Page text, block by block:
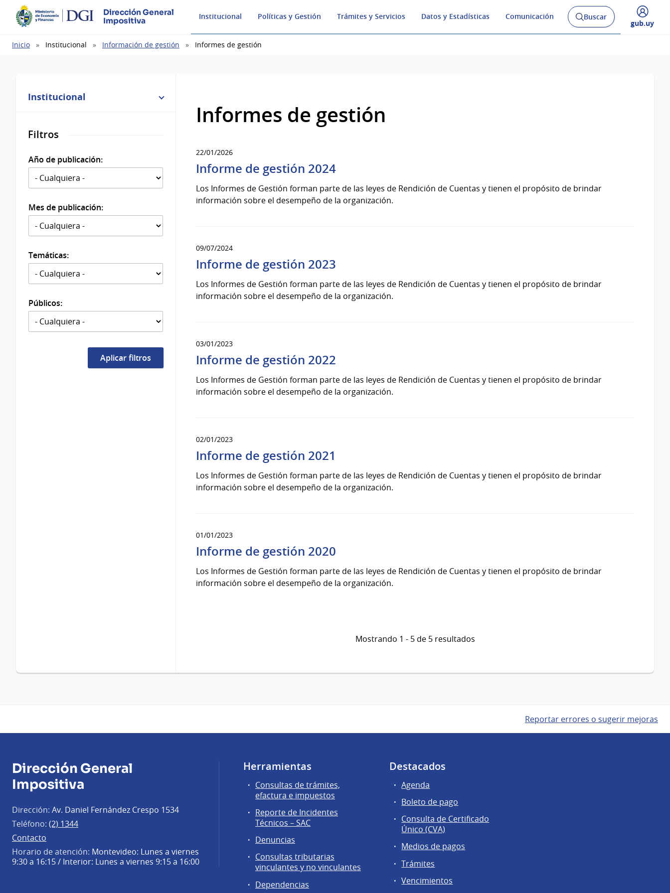
Dirección General
Impositiva
Institucional Políticas y Gestión Trámites y Servicios Datos y Estadísticas Comunicación
Abrir
buscador
Buscar
Desplegar
gub.uy
Ruta
Inicio Institucional Información de gestión Informes de gestión
Institucional
Filtros
Año de publicación:
Mes de publicación:
Temáticas:
Públicos:
Informes de gestión
22/01/2026
Informe de gestión 2024
Los Informes de Gestión forman parte de las leyes de Rendición de Cuentas y tienen el propósito de brindar
información sobre el desempeño de la organización.
09/07/2024
Informe de gestión 2023
Los Informes de Gestión forman parte de las leyes de Rendición de Cuentas y tienen el propósito de brindar
información sobre el desempeño de la organización.
03/01/2023
Informe de gestión 2022
Los Informes de Gestión forman parte de las leyes de Rendición de Cuentas y tienen el propósito de brindar
información sobre el desempeño de la organización.
02/01/2023
Informe de gestión 2021
Los Informes de Gestión forman parte de las leyes de Rendición de Cuentas y tienen el propósito de brindar
información sobre el desempeño de la organización.
01/01/2023
Informe de gestión 2020
Los Informes de Gestión forman parte de las leyes de Rendición de Cuentas y tienen el propósito de brindar
información sobre el desempeño de la organización.
Mostrando 1 - 5 de 5 resultados
Reportar errores o sugerir mejoras
Dirección General
Impositiva
Dirección: Av. Daniel Fernández Crespo 1534
Teléfono: (2) 1344
Contacto
Horario de atención: Montevideo: Lunes a viernes
9:30 a 16:15 / Interior: Lunes a viernes 9:15 a 16:00
Herramientas
Consultas de trámites,
efactura e impuestos
Reporte de Incidentes
Técnicos – SAC
Denuncias
Consultas tributarias
vinculantes y no vinculantes
Dependencias
Destacados
Agenda
Boleto de pago
Consulta de Certificado
Único (CVA)
Medios de pagos
Trámites
Vencimientos